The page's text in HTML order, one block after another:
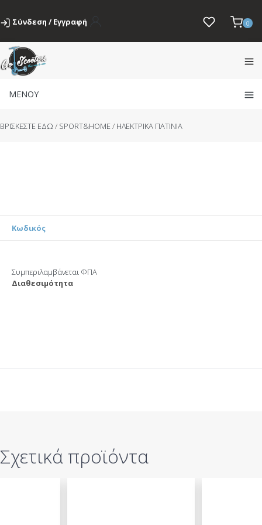
Σύνδεση / Εγγραφή 0
ΜΕΝΟΥ
BΡΙΣΚΕΣΤΕ ΕΔΩ / SPORT&HOME/ ΗΛΕΚΤΡΙΚΑ ΠΑΤΙΝΙΑ
Κωδικός
Συμπεριλαμβάνεται ΦΠΑ
Διαθεσιμότητα
Σχετικά προϊόντα